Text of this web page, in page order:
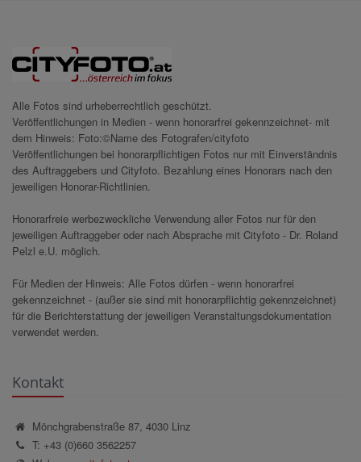
Alle Fotos sind urheberrechtlich geschützt.
Veröffentlichungen in Medien - wenn honorarfrei gekennzeichnet- mit
dem Hinweis: Foto:©Name des Fotografen/cityfoto
Veröffentlichungen bei honorarpflichtigen Fotos nur mit Einverständnis
des Auftraggebers und Cityfoto. Bezahlung eines Honorars nach den
jeweiligen Honorar-Richtlinien.
Honorarfreie werbezweckliche Verwendung aller Fotos nur für den
jeweiligen Auftraggeber oder nach Absprache mit Cityfoto - Dr. Roland
Pelzl e.U. möglich.
Für Medien der Hinweis: Alle Fotos dürfen - wenn honorarfrei
gekennzeichnet - (außer sie sind mit honorarpflichtig gekennzeichnet)
für die Berichterstattung der jeweiligen Veranstaltungsdokumentation
verwendet werden.
Kontakt
Mönchgrabenstraße 87, 4030 Linz
T: +43 (0)660 3562257